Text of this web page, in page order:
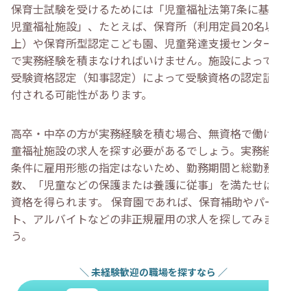
保育士試験を受けるためには「児童福祉法第7条に基づく
児童福祉施設」、たとえば、保育所（利用定員20名以
上）や保育所型認定こども園、児童発達支援センターなど
で実務経験を積まなければいけません。施設によっては、
受験資格認定（知事認定）によって受験資格の認定証が交
付される可能性があります。
高卒・中卒の方が実務経験を積む場合、無資格で働ける児
童福祉施設の求人を探す必要があるでしょう。実務経験の
条件に雇用形態の指定はないため、勤務期間と総勤務時間
数、「児童などの保護または養護に従事」を満たせば受験
資格を得られます。 保育園であれば、保育補助やパー
ト、アルバイトなどの非正規雇用の求人を探してみましょ
う。
＼ 未経験歓迎の職場を探すなら ／